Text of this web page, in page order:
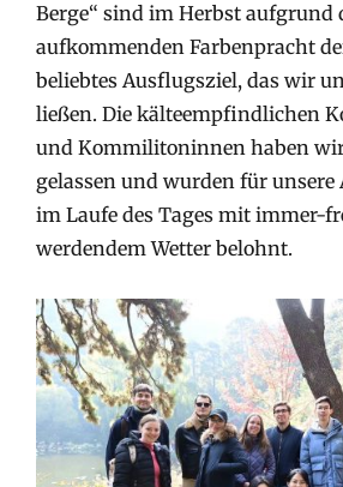
Berge“ sind im Herbst aufgrund
aufkommenden Farbenpracht
beliebtes Ausflugsziel, das wir
ließen. Die kälteempfindlichen
und Kommilitoninnen haben
gelassen und wurden für
im Laufe des Tages mit immer-
werdendem Wetter belohnt.